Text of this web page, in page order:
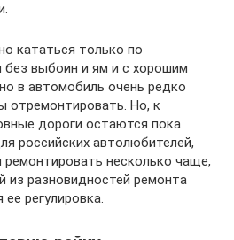
кататься только по
выбоин и ям и с хорошим
в автомобиль очень редко
отремонтировать. Но, к
дороги остаются пока
российских автолюбителей,
ремонтировать несколько чаще,
из разновидностей ремонта
ее регулировка.